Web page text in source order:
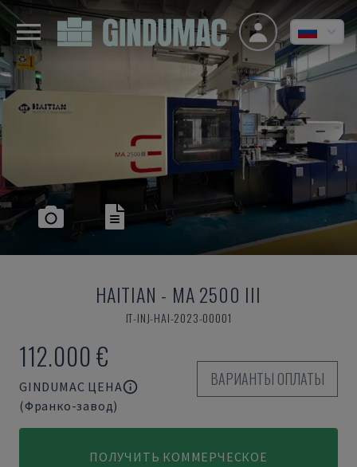
HAITIAN - MA 2500 III
IT-INJ-HAI-2023-00001
112.000 €
GINDUMAC ЦЕНА
(Франко-завод)
ВАРИАНТЫ ОПЛАТЫ
ПОЛУЧИТЬ КОММЕРЧЕСКОЕ